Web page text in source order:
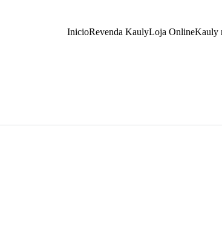
InicioRevenda KaulyLoja OnlineKauly